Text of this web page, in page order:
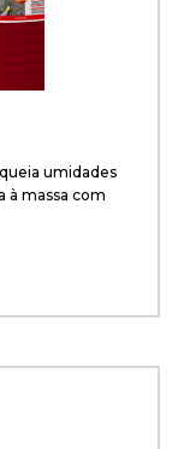
umidades
à massa com